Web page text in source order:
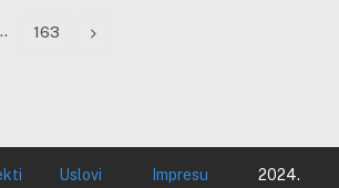
163 Next
Uslovi Impresu 2024.